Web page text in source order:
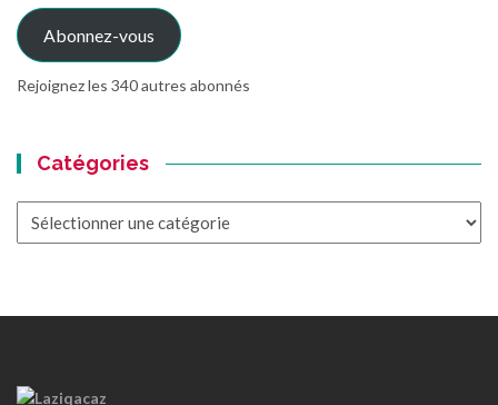
mail
Abonnez-vous
Rejoignez les 340 autres abonnés
Catégories